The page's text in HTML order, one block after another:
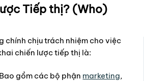
Tiếp thị? (Who)
chính chịu trách nhiệm cho việc
chiến lược tiếp thị là:
Bao gồm các bộ phận marketing,